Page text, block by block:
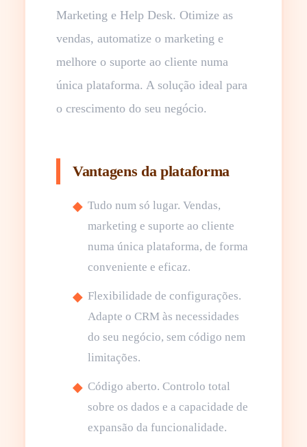
Marketing e Help Desk. Otimize as
vendas, automatize o marketing e
melhore o suporte ao cliente numa
única plataforma. A solução ideal para
o crescimento do seu negócio.
Vantagens da plataforma
Tudo num só lugar. Vendas,
marketing e suporte ao cliente
numa única plataforma, de forma
conveniente e eficaz.
Flexibilidade de configurações.
Adapte o CRM às necessidades
do seu negócio, sem código nem
limitações.
Código aberto. Controlo total
sobre os dados e a capacidade de
expansão da funcionalidade.